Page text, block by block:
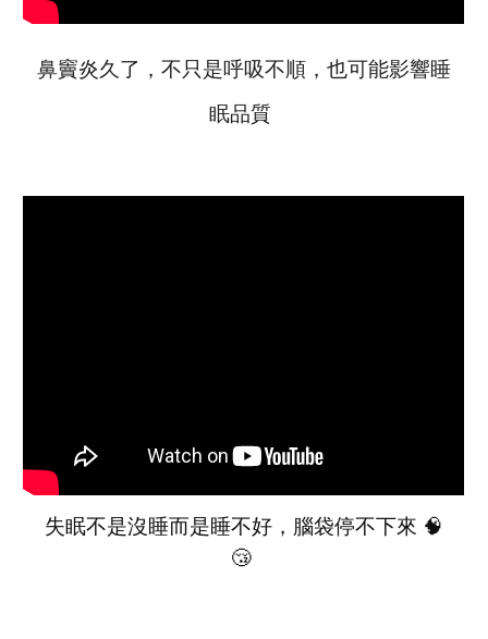
鼻竇炎久了，不只是呼吸不順，也可能影響睡
眠品質
失眠不是沒睡而是睡不好，腦袋停不下來 🧠
😴